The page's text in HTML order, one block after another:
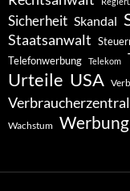
Sicherheit Skandal
Staatsanwalt
Telefonwerbung Telekom
Urteile USA
Wachstum Werbung